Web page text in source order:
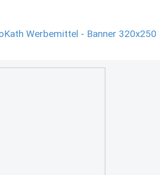
Werbemittel - Banner 320x250